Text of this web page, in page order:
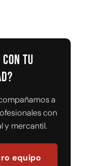
con tu
a
con
y mercantil.
equipo